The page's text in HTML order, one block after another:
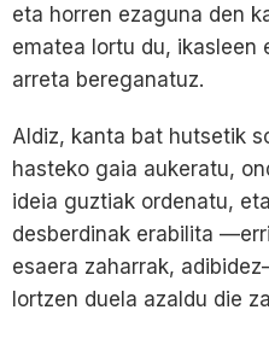
eta horren ezaguna den
ematea lortu du, ikasleen
arreta bereganatuz.
Aldiz, kanta bat hutsetik
hasteko gaia aukeratu,
ideia guztiak ordenatu,
desberdinak erabilita
esaera zaharrak,
lortzen duela azaldu die